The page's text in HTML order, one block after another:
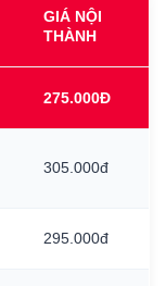
GIÁ NỘI
THÀNH
275.000Đ
305.000đ
295.000đ